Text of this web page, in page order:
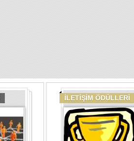
İLETİŞİM ÖDÜLLERİ